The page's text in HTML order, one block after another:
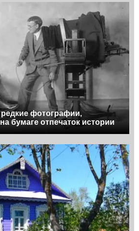
фотографии,
бумаге отпечаток истории